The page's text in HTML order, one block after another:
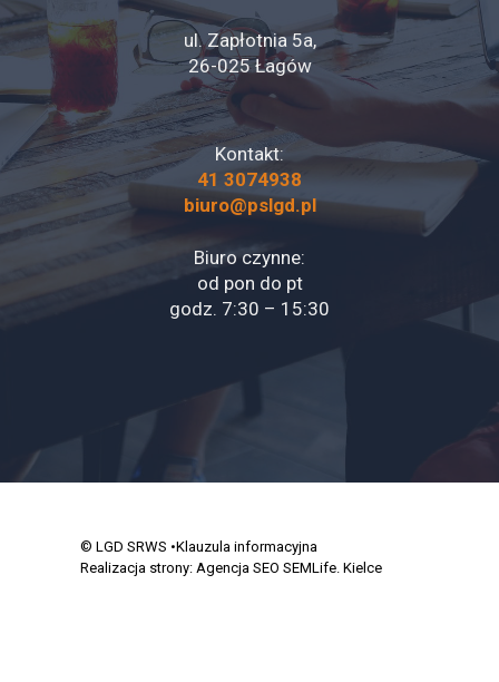
ul. Zapłotnia 5a,
26-025 Łagów
Kontakt:
41 3074938
biuro@pslgd.pl
Biuro czynne:
od pon do pt
godz. 7:30 – 15:30
© LGD SRWS •Klauzula informacyjna
Realizacja strony: Agencja SEO SEMLife. Kielce